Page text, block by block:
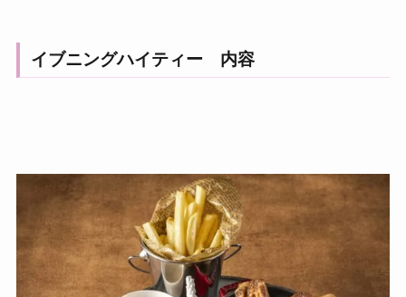
イブニングハイティー 内容